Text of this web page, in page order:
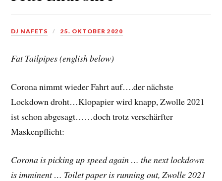
DJ NAFETS 25. OKTOBER 2020
Fat Tailpipes (english below)
Corona nimmt wieder Fahrt auf….der nächste
Lockdown droht…Klopapier wird knapp, Zwolle 2021
ist schon abgesagt……doch trotz verschärfter
Maskenpflicht:
Corona is picking up speed again … the next lockdown
is imminent … Toilet paper is running out, Zwolle 2021